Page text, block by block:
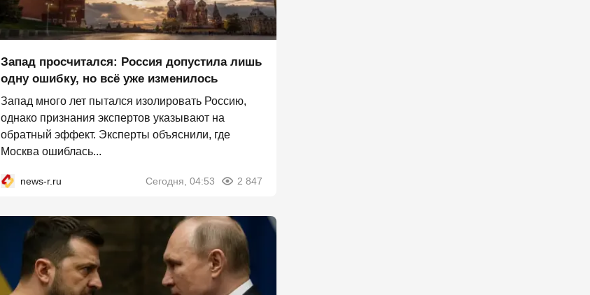
Запад просчитался: Россия допустила лишь
одну ошибку, но всё уже изменилось
Запад много лет пытался изолировать Россию,
однако признания экспертов указывают на
обратный эффект. Эксперты объяснили, где
Москва ошиблась...
news-r.ru Сегодня, 04:53 2 847